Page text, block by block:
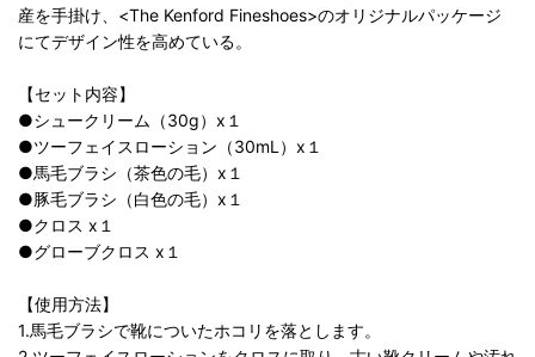
産を手掛け、<The Kenford Fineshoes>のオリジナルパッケージ
にてデザイン性を高めている。
【セット内容】
●シュークリーム（30g）x１
●ツーフェイスローション（30mL） x１
●馬毛ブラシ（茶色の毛） x１
●豚毛ブラシ（白色の毛） x１
●クロス x１
●グローブクロス x１
【使用方法】
1.馬毛ブラシで靴についたホコリを落とします。